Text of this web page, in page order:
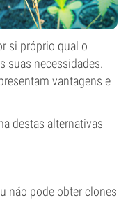
si próprio qual o
suas necessidades.
vantagens e
destas alternativas
não pode obter clones